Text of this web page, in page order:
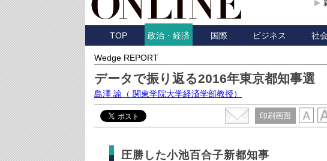
TOP 政治・経済 国際 ビジネス 社
Wedge REPORT
データで振り返る2016年東京都知事選
島澤 諭 （ 関東学院大学経済学部教授）
印刷画面
圧勝した小池百合子新都知事